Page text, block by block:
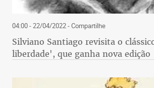
04:00 - 22/04/2022- Compartilhe
Silviano Santiago revisita o
liberdade', que ganha nova edição